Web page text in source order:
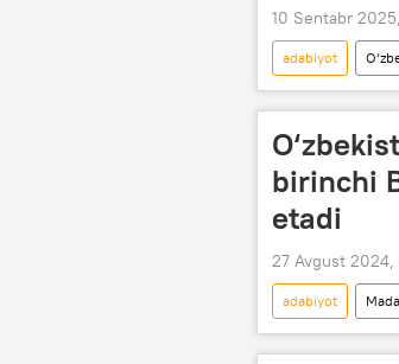
10 Sentabr
adabiyot
Yozuvchi
birinchi
etadi
27 Avgust 2024,
adabiyot
BRIKS (BRICS)